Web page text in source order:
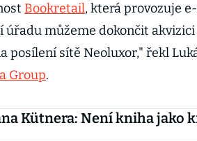
Bookretail, která provozuje
úřadu můžeme dokončit akvizici
posílení sítě Neoluxor," řekl
Group.
Kütnera: Není kniha jako